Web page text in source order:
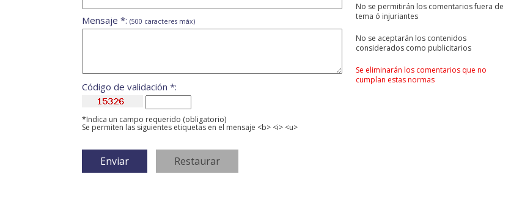
No se permitirán los comentarios fuera de
tema ó injuriantes
No se aceptarán los contenidos
considerados como publicitarios
Se eliminarán los comentarios que no
cumplan estas normas
Mensaje *: (500 caracteres máx)
Código de validación *:
*Indica un campo requerido (obligatorio)
Se permiten las siguientes etiquetas en el mensaje <b> <i> <u>